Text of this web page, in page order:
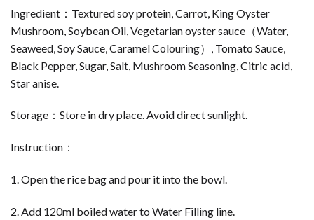
Ingredient：Textured soy protein, Carrot, King Oyster
Mushroom, Soybean Oil, Vegetarian oyster sauce（Water,
Seaweed, Soy Sauce, Caramel Colouring）, Tomato Sauce,
Black Pepper, Sugar, Salt, Mushroom Seasoning, Citric acid,
Star anise.
Storage：Store in dry place. Avoid direct sunlight.
Instruction：
1. Open the rice bag and pour it into the bowl.
2. Add 120ml boiled water to Water Filling line.